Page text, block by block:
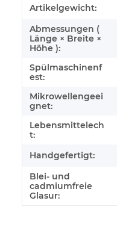
Artikelgewicht:
Abmessungen (
Länge × Breite ×
Höhe ):
Spülmaschinenf
est:
Mikrowellengeei
gnet:
Lebensmittelech
t:
Handgefertigt:
Blei- und
cadmiumfreie
Glasur: